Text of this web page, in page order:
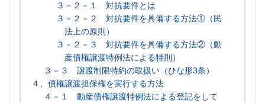
３－２－１ 対抗要件とは
３－２－２ 対抗要件を具備する方法①（民
法上の原則）
３－２－３ 対抗要件を具備する方法②（動
産債権譲渡特例法による特則）
３－３ 譲渡制限特約の取扱い（ひな形3条）
４、債権譲渡担保権を実行する方法
４－１ 動産債権譲渡特例法による登記をして